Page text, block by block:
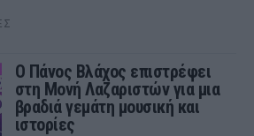
Ο Πάνος Βλάχος επιστρέφει
στη Μονή Λαζαριστών για μια
βραδιά γεμάτη μουσική και
ιστορίες